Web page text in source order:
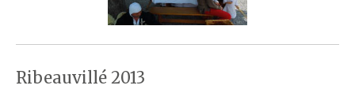
Ribeauvillé 2013